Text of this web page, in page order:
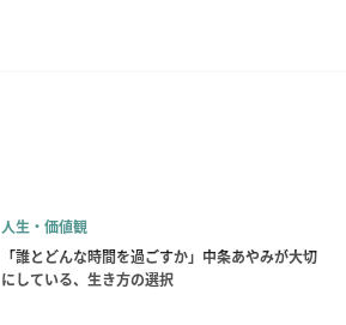
人生・価値観
「誰とどんな時間を過ごすか」中条あやみが大切
にしている、生き方の選択